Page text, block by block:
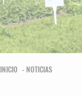
INICIO NOTICIAS